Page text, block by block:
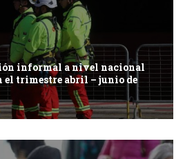
informal a nivel nacional
el trimestre abril – junio de